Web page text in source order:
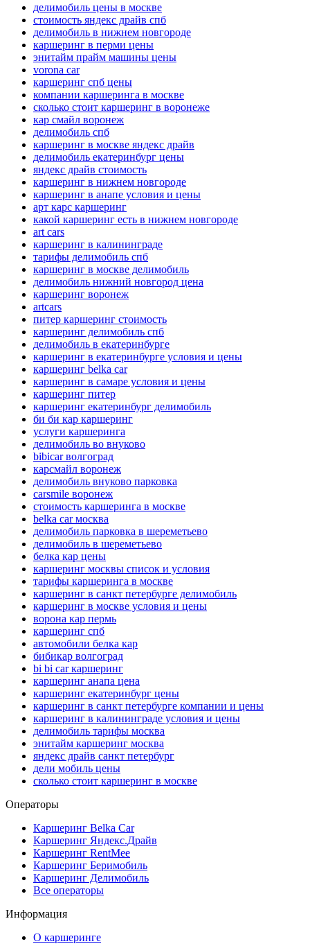
делимобиль цены в москве
стоимость яндекс драйв спб
делимобиль в нижнем новгороде
каршеринг в перми цены
энитайм прайм машины цены
vorona car
каршеринг спб цены
компании каршеринга в москве
сколько стоит каршеринг в воронеже
кар смайл воронеж
делимобиль спб
каршеринг в москве яндекс драйв
делимобиль екатеринбург цены
яндекс драйв стоимость
каршеринг в нижнем новгороде
каршеринг в анапе условия и цены
арт карс каршеринг
какой каршеринг есть в нижнем новгороде
art cars
каршеринг в калининграде
тарифы делимобиль спб
каршеринг в москве делимобиль
делимобиль нижний новгород цена
каршеринг воронеж
artcars
питер каршеринг стоимость
каршеринг делимобиль спб
делимобиль в екатеринбурге
каршеринг в екатеринбурге условия и цены
каршеринг belka car
каршеринг в самаре условия и цены
каршеринг питер
каршеринг екатеринбург делимобиль
би би кар каршеринг
услуги каршеринга
делимобиль во внуково
bibicar волгоград
карсмайл воронеж
делимобиль внуково парковка
carsmile воронеж
стоимость каршеринга в москве
belka car москва
делимобиль парковка в шереметьево
делимобиль в шереметьево
белка кар цены
каршеринг москвы список и условия
тарифы каршеринга в москве
каршеринг в санкт петербурге делимобиль
каршеринг в москве условия и цены
ворона кар пермь
каршеринг спб
автомобили белка кар
бибикар волгоград
bi bi car каршеринг
каршеринг анапа цена
каршеринг екатеринбург цены
каршеринг в санкт петербурге компании и цены
каршеринг в калининграде условия и цены
делимобиль тарифы москва
энитайм каршеринг москва
яндекс драйв санкт петербург
дели мобиль цены
сколько стоит каршеринг в москве
Операторы
Каршеринг Belka Car
Каршеринг Яндекс.Драйв
Каршеринг RentMee
Каршеринг Беримобиль
Каршеринг Делимобиль
Все операторы
Информация
О каршеринге